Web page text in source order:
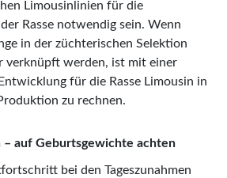
Limousinlinien für die
Rasse notwendig sein. Wenn
in der züchterischen Selektion
verknüpft werden, ist mit einer
für die Rasse Limousin in
zu rechnen.
– auf Geburtsgewichte achten
bei den Tageszunahmen